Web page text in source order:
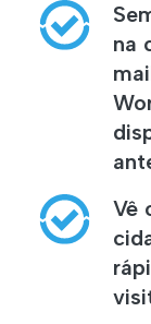
na
Vê